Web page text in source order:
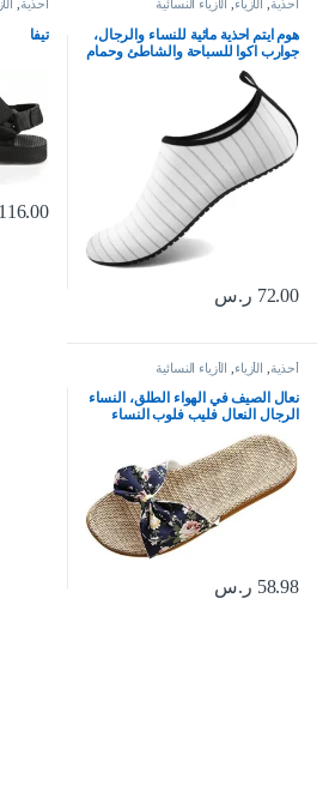
أحذية الأزياء الأزياء النسائية
هوم ايتم احذية مائية للنساء والرجال،
جوارب اكوا للسباحة والشاطئ وحمام
السباحة والنهر سهلة الارتداء وسريعة
الجفاف للعطلات والرحلات البحرية
من ملحقات اساسيات اليوجا والكاياك
72.00 ر.س
أحذية
تيفا
116.00
أحذية الأزياء الأزياء النسائية
نعال الصيف في الهواء الطلق، النساء
الرجال النعال فليب فلوب النساء
النعال الزهور القوس الكتان فليب
فلوب الصنادل إسفين النعال النساء
أحذية
58.98 ر.س